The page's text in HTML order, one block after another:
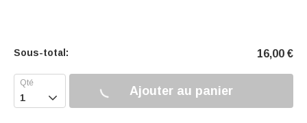
Sous-total: 16,00 €
 Ajouter au panier